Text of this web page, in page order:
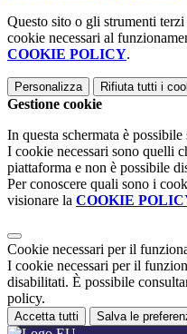
Questo sito o gli strumenti
cookie necessari al
COOKIE POLICY.
Personalizza Rifiuta tutti i
Gestione cookie
In questa schermata è
I cookie necessari sono quelli
piattaforma e non è possibile
Per conoscere quali sono i
visionare la COOKIE
Cookie necessari per il
I cookie necessari per il
disabilitati. È possibile
policy.
Accetta tutti Salva le